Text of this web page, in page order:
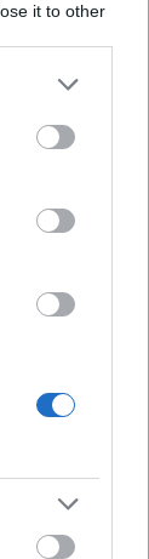
it to other
Google
click to
tags to
Google
ki, aki
van
felett az
meg